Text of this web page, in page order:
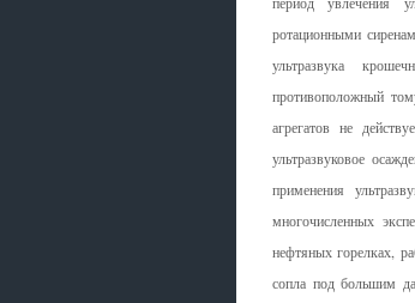
ротационными
ультразвука
противоположный
агрегатов не
ультразвуковое
применения
многочисленных
нефтяных горелках,
сопла под большим